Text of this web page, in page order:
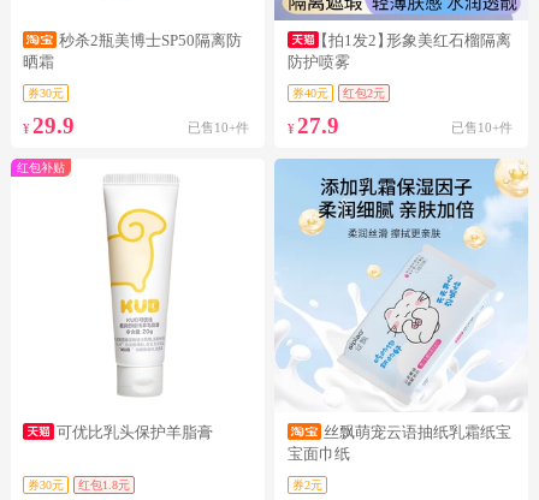
秒杀2瓶美博士SP50隔离防
晒霜
券30元
¥ 29.9 已售10+件
【拍1发2】形象美红石榴隔离
防护喷雾
券40元 红包2元
¥27.9 已售10+件
红包补贴
可优比乳头保护羊脂膏
券30元 红包1.8元
丝飘萌宠云语抽纸乳霜纸宝
宝面巾纸
券2元